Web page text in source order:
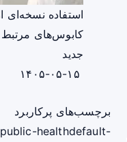
جدید
برچسب‌های پرکاربرد
public-healthdefault-